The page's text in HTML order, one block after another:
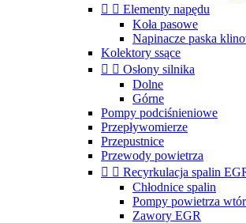
  Elementy napędu
Koła pasowe
Napinacze paska
Kolektory ssące
  Osłony silnika
Dolne
Górne
Pompy podciśnieniowe
Przepływomierze
Przepustnice
Przewody powietrza
  Recyrkulacja spalin
Chłodnice spalin
Pompy powietrza
Zawory EGR